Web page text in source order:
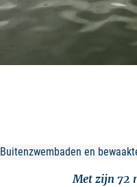
Buitenzwembaden en
Met zijn 72